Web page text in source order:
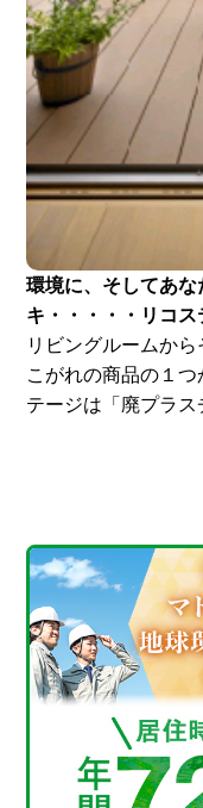
環境に、そしてあ
キ・・・・・リコス
リビングルームか
こがれの商品の１
テージは「廃プラ